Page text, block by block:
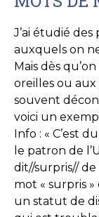
J’ai étudié
auxquels on
Mais dès
oreilles ou aux
souvent
voici un
Info : « C’est
le patron de
dit//surpris//
mot « surpris
un statut de